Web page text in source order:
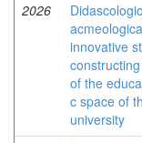
2026
innovative
of the
c space of
university